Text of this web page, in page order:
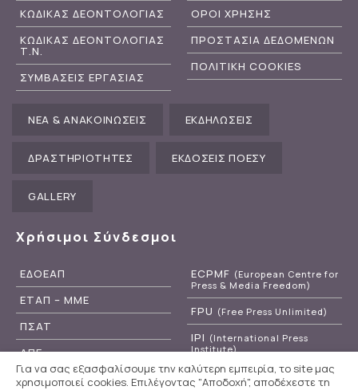
ΚΩΔΙΚΑΣ ΔΕΟΝΤΟΛΟΓΙΑΣ
ΚΩΔΙΚΑΣ ΔΕΟΝΤΟΛΟΓΙΑΣ
Τ.Ν.
ΣΥΜΒΑΣΕΙΣ ΕΡΓΑΣΙΑΣ
ΟΡΟΙ ΧΡΗΣΗΣ
ΠΡΟΣΤΑΣΙΑ ΔΕΔΟΜΕΝΩΝ
ΠΟΛΙΤΙΚΗ COOKIES
ΝΕΑ & ΑΝΑΚΟΙΝΩΣΕΙΣ ΕΚΔΗΛΩΣΕΙΣ
ΔΡΑΣΤΗΡΙΟΤΗΤΕΣ ΕΚΔΟΣΕΙΣ ΠΟΕΣΥ
GALLERY
Χρήσιμοι Σύνδεσμοι
ΕΔΟΕΑΠ
ΕΤΑΠ – ΜΜΕ
ΠΣΑΤ
ΑΠΕ
ΕΡΤ
ECPMF (European Centre for
Press & Media Freedom)
FPU (Free Press Unlimited)
IPI (International Press
Institute)
RSF(Reporters Without
Borders)
Για να σας εξασφαλίσουμε την καλύτερη εμπειρία, το site μας
χρησιμοποιεί cookies. Επιλέγοντας "Αποδοχή", αποδέχεστε τη